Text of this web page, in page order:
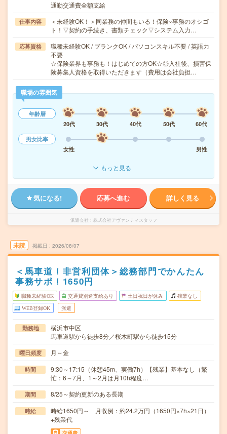
通勤交通費全額支給
仕事内容
＜未経験OK！＞同業務の仲間もいる！保険×事務のオシゴ
ト！▽契約の手続き、書類チェック▽システム入力…
応募資格
職種未経験OK / ブランクOK / パソコンスキル不要 / 英語力
不要
☆保険業界も事務も！はじめての方OK☆◎入社後、損害保
険募集人資格を取得いただきます（費用は会社負担…
職場の雰囲気
年齢層
20代
30代 40代 50代
60代
男女比率
女性
男性
もっと見る
気になる! 応募へ進む 詳しく見る
派遣会社 株式会社アヴァンティスタッフ
未読 掲載日 2026/08/07
＜馬車道！非営利団体＞総務部門でかんたん
事務サポ！1650円
職種未経験OK 交通費別途支給あり 土日祝日が休み 残業なし
WEB登録OK 派遣
勤務地
横浜市中区
馬車道駅から徒歩8分／桜木町駅から徒歩15分
曜日頻度 月～金
時間
9:30～17:15（休憩45m、実働7h）【残業】基本なし（繁
忙：6～7月、1～2月は月10h程度…
期間 8/25～契約更新のある長期
時給
時給1650円～ 月収例：約24.2万円（1650円×7h×21日）
+残業代